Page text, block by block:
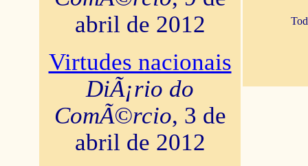
abril de 2012
Virtudes nacionais
DiÃ¡rio do
ComÃ©rcio, 3 de
abril de 2012